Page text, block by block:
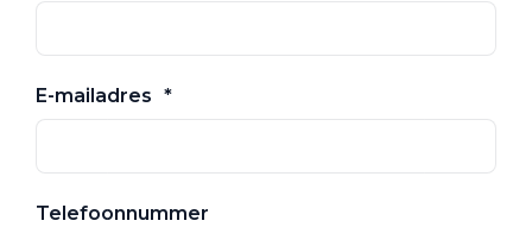
E-mailadres
Telefoonnummer